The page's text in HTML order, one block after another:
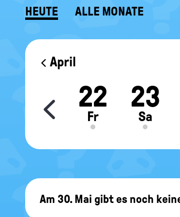
HEUTE ALLE MONATE
KALENDER
April
21
Do
22
Fr
23
Sa
Move slider
Am 30. Mai gibt es noch